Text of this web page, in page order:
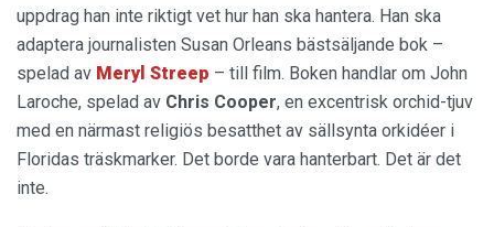
uppdrag han inte riktigt vet hur han ska hantera. Han ska
adaptera journalisten Susan Orleans bästsäljande bok –
spelad av Meryl Streep – till film. Boken handlar om John
Laroche, spelad av Chris Cooper, en excentrisk orchid-tjuv
med en närmast religiös besatthet av sällsynta orkidéer i
Floridas träskmarker. Det borde vara hanterbart. Det är det
inte.